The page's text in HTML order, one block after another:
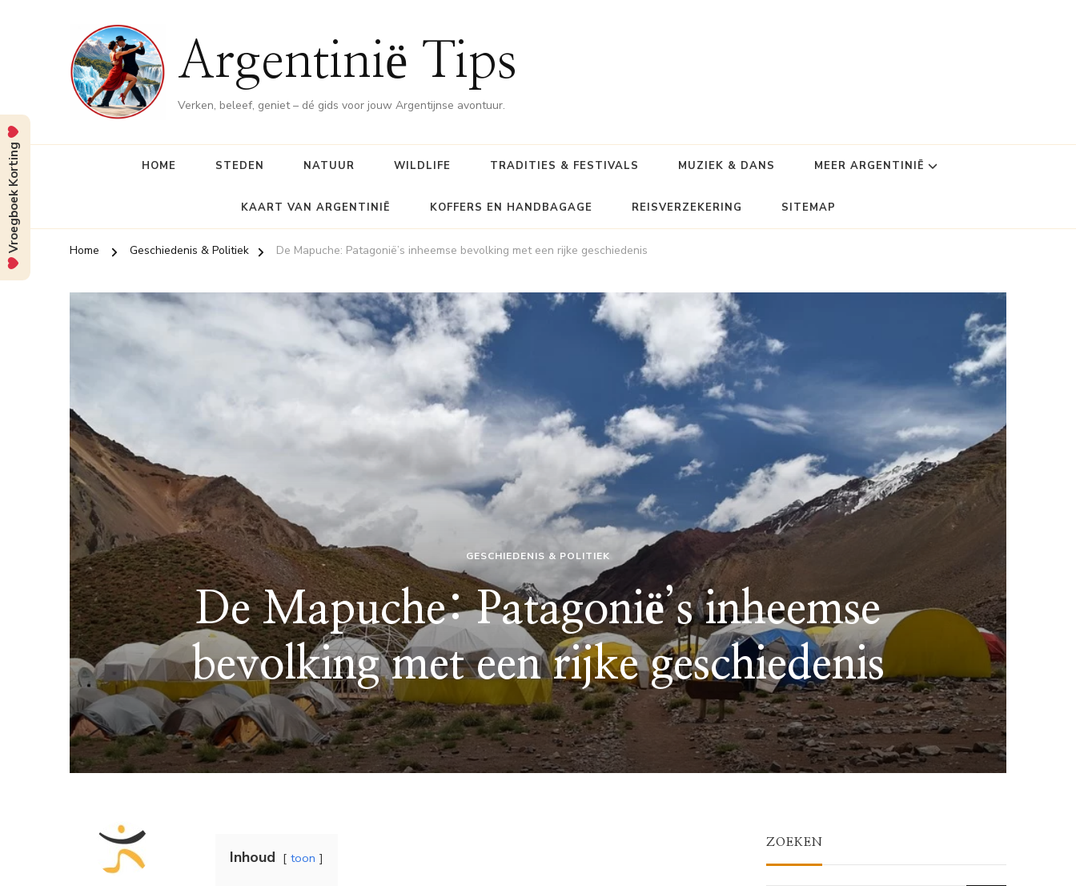
Argentinië Tips
Verken, beleef, geniet – dé gids voor jouw Argentijnse avontuur.
HOME STEDEN NATUUR WILDLIFE TRADITIES & FESTIVALS MUZIEK & DANS MEER ARGENTINIË
KAART VAN ARGENTINIË KOFFERS EN HANDBAGAGE REISVERZEKERING SITEMAP
Home Geschiedenis & Politiek De Mapuche: Patagonië’s inheemse bevolking met een rijke geschiedenis
GESCHIEDENIS & POLITIEK
De Mapuche: Patagonië’s inheemse
bevolking met een rijke geschiedenis
Inhoud toon
ZOEKEN
Vroegboek Korting